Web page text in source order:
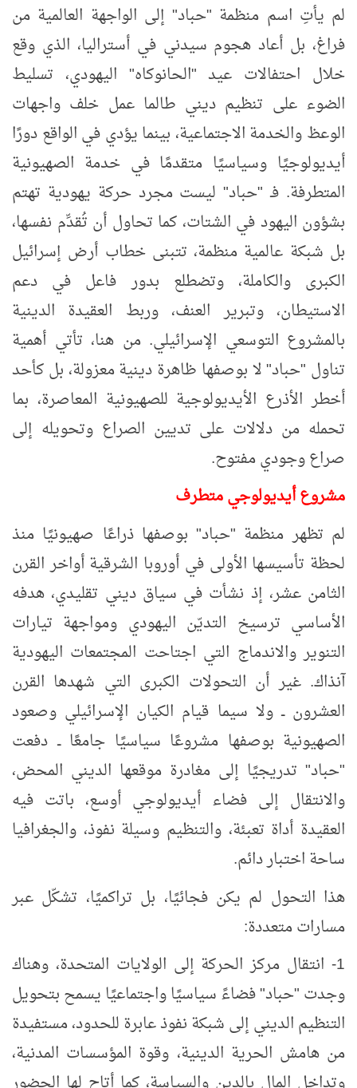
لم يأتِ اسم منظمة "حباد" إلى الواجهة العالمية من
فراغ، بل أعاد هجوم سيدني في أستراليا، الذي وقع
خلال احتفالات عيد "الحانوكاه" اليهودي، تسليط
الضوء على تنظيم ديني طالما عمل خلف واجهات
الوعظ والخدمة الاجتماعية، بينما يؤدي في الواقع دورًا
أيديولوجيًا وسياسيًا متقدمًا في خدمة الصهيونية
المتطرفة. فـ "حباد" ليست مجرد حركة يهودية تهتم
بشؤون اليهود في الشتات، كما تحاول أن تُقدِّم نفسها،
بل شبكة عالمية منظمة، تتبنى خطاب أرض إسرائيل
الكبرى والكاملة، وتضطلع بدور فاعل في دعم
الاستيطان، وتبرير العنف، وربط العقيدة الدينية
بالمشروع التوسعي الإسرائيلي. من هنا، تأتي أهمية
تناول "حباد" لا بوصفها ظاهرة دينية معزولة، بل كأحد
أخطر الأذرع الأيديولوجية للصهيونية المعاصرة، بما
تحمله من دلالات على تديين الصراع وتحويله إلى
صراع وجودي مفتوح.
مشروع أيديولوجيمتطرف
لم تظهر منظمة "حباد" بوصفها ذراعًا صهيونيًا منذ
لحظة تأسيسها الأولى في أوروبا الشرقية أواخر القرن
الثامن عشر، إذ نشأت في سياق ديني تقليدي، هدفه
الأساسي ترسيخ التديّن اليهودي ومواجهة تيارات
التنوير والاندماج التي اجتاحت المجتمعات اليهودية
آنذاك. غير أن التحولات الكبرى التي شهدها القرن
العشرون ــ ولا سيما قيام الكيان الإسرائيلي وصعود
الصهيونية بوصفها مشروعًا سياسيًا جامعًا ــ دفعت
"حباد" تدريجيًا إلى مغادرة موقعها الديني المحض،
والانتقال إلى فضاء أيديولوجي أوسع، باتت فيه
العقيدة أداة تعبئة، والتنظيم وسيلة نفوذ، والجغرافيا
ساحة اختبار دائم.
هذا التحول لم يكن فجائيًا، بل تراكميًا، تشكّل عبر
مسارات متعددة:
1- انتقال مركز الحركة إلى الولايات المتحدة، وهناك
وجدت "حباد" فضاءً سياسيًا واجتماعيًا يسمح بتحويل
التنظيم الديني إلى شبكة نفوذ عابرة للحدود، مستفيدة
من هامش الحرية الدينية، وقوة المؤسسات المدنية،